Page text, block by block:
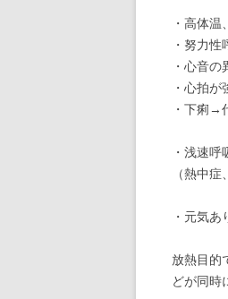
・高体
・努力
・心音
・心拍
・下痢→
・浅速
（熱中
・元気
放熱目的
どが同時